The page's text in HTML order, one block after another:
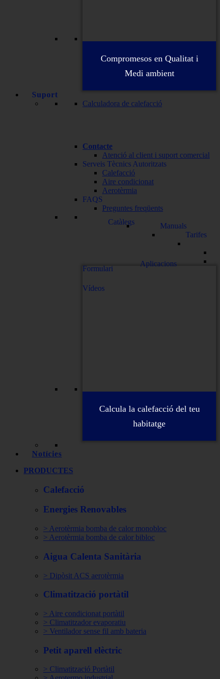
Compromesos en Qualitat i
Medi ambient
Suport
Calculadora de calefacció
Contacte
Atenció al client i suport comercial
Serveis Tècnics Autoritzats
Calefacció
Aire condicionat
Aerotèrmia
FAQS
Preguntes freqüents
Catàlegs
Manuals
Tarifes
Formulari
Aplicacions
Vídeos
Calcula la calefacció del teu
habitatge
Notícies
PRODUCTES
Calefacció
Energies Renovables
> Aerotèrmia bomba de calor monobloc
> Aerotèrmia bomba de calor bibloc
Aigua Calenta Sanitària
> Dipòsit ACS aerotèrmia
Climatització portàtil
> Aire condicionat portàtil
> Climatitzador evaporatiu
> Ventilador sense fil amb bateria
Petit aparell elèctric
> Climatització Portàtil